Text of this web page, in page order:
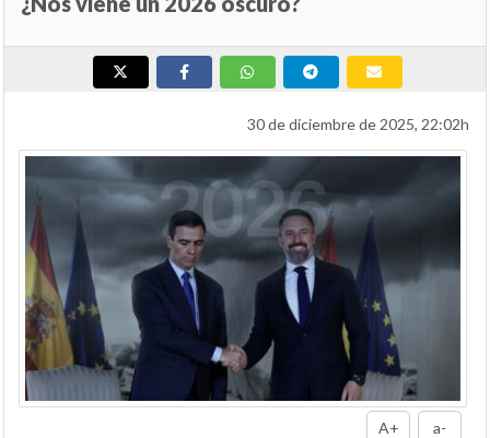
30 de diciembre de 2025, 22:02h
A+ a-